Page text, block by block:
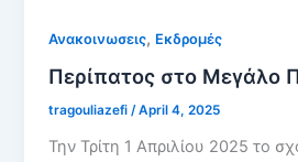
Ανακοινωσεις, Εκδρομές
Περίπατος στο Μεγάλο
tragouliazefi/April 4, 2025
Την Τρίτη 1 Απριλίου 2025 το